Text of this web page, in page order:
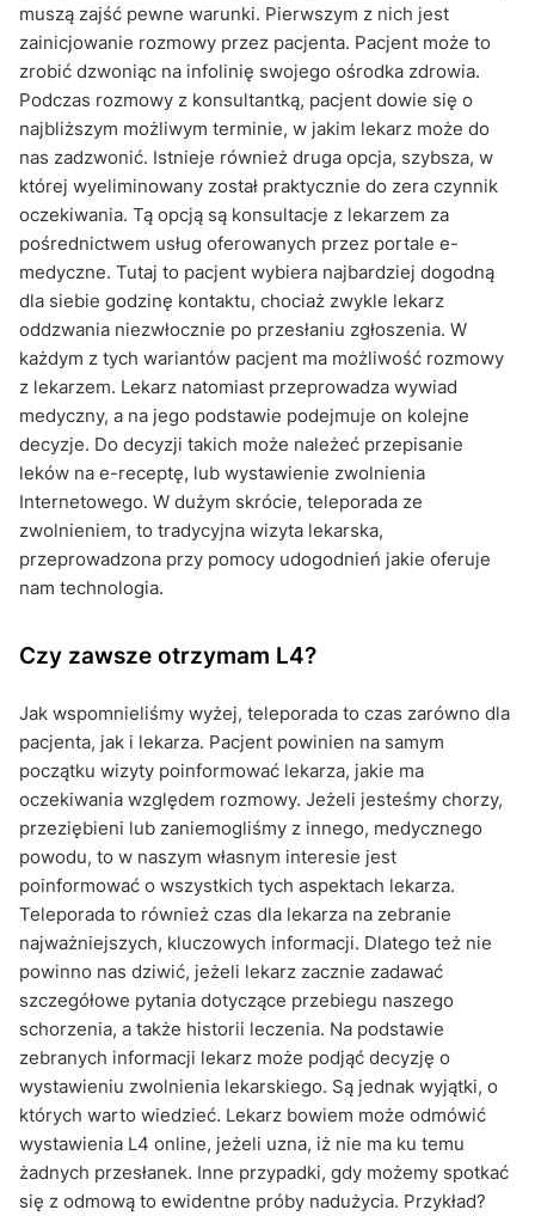
muszą zajść pewne warunki. Pierwszym z nich jest
zainicjowanie rozmowy przez pacjenta. Pacjent może to
zrobić dzwoniąc na infolinię swojego ośrodka zdrowia.
Podczas rozmowy z konsultantką, pacjent dowie się o
najbliższym możliwym terminie, w jakim lekarz może do
nas zadzwonić. Istnieje również druga opcja, szybsza, w
której wyeliminowany został praktycznie do zera czynnik
oczekiwania. Tą opcją są konsultacje z lekarzem za
pośrednictwem usług oferowanych przez portale e-
medyczne. Tutaj to pacjent wybiera najbardziej dogodną
dla siebie godzinę kontaktu, chociaż zwykle lekarz
oddzwania niezwłocznie po przesłaniu zgłoszenia. W
każdym z tych wariantów pacjent ma możliwość rozmowy
z lekarzem. Lekarz natomiast przeprowadza wywiad
medyczny, a na jego podstawie podejmuje on kolejne
decyzje. Do decyzji takich może należeć przepisanie
leków na e-receptę, lub wystawienie zwolnienia
Internetowego. W dużym skrócie, teleporada ze
zwolnieniem, to tradycyjna wizyta lekarska,
przeprowadzona przy pomocy udogodnień jakie oferuje
nam technologia.
Czy zawsze otrzymam L4?
Jak wspomnieliśmy wyżej, teleporada to czas zarówno dla
pacjenta, jak i lekarza. Pacjent powinien na samym
początku wizyty poinformować lekarza, jakie ma
oczekiwania względem rozmowy. Jeżeli jesteśmy chorzy,
przeziębieni lub zaniemogliśmy z innego, medycznego
powodu, to w naszym własnym interesie jest
poinformować o wszystkich tych aspektach lekarza.
Teleporada to również czas dla lekarza na zebranie
najważniejszych, kluczowych informacji. Dlatego też nie
powinno nas dziwić, jeżeli lekarz zacznie zadawać
szczegółowe pytania dotyczące przebiegu naszego
schorzenia, a także historii leczenia. Na podstawie
zebranych informacji lekarz może podjąć decyzję o
wystawieniu zwolnienia lekarskiego. Są jednak wyjątki, o
których warto wiedzieć. Lekarz bowiem może odmówić
wystawienia L4 online, jeżeli uzna, iż nie ma ku temu
żadnych przesłanek. Inne przypadki, gdy możemy spotkać
się z odmową to ewidentne próby nadużycia. Przykład?